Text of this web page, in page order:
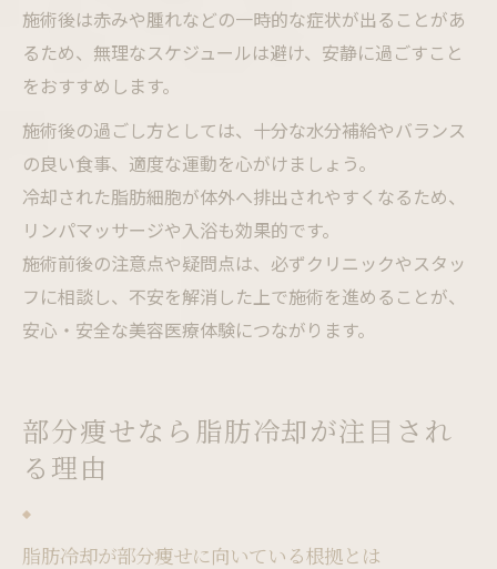
施術後は赤みや腫れなどの一時的な症状が出ることがあ
るため、無理なスケジュールは避け、安静に過ごすこと
をおすすめします。
施術後の過ごし方としては、十分な水分補給やバランス
の良い食事、適度な運動を心がけましょう。
冷却された脂肪細胞が体外へ排出されやすくなるため、
リンパマッサージや入浴も効果的です。
施術前後の注意点や疑問点は、必ずクリニックやスタッ
フに相談し、不安を解消した上で施術を進めることが、
安心・安全な美容医療体験につながります。
部分痩せなら脂肪冷却が注目され
る理由
脂肪冷却が部分痩せに向いている根拠とは